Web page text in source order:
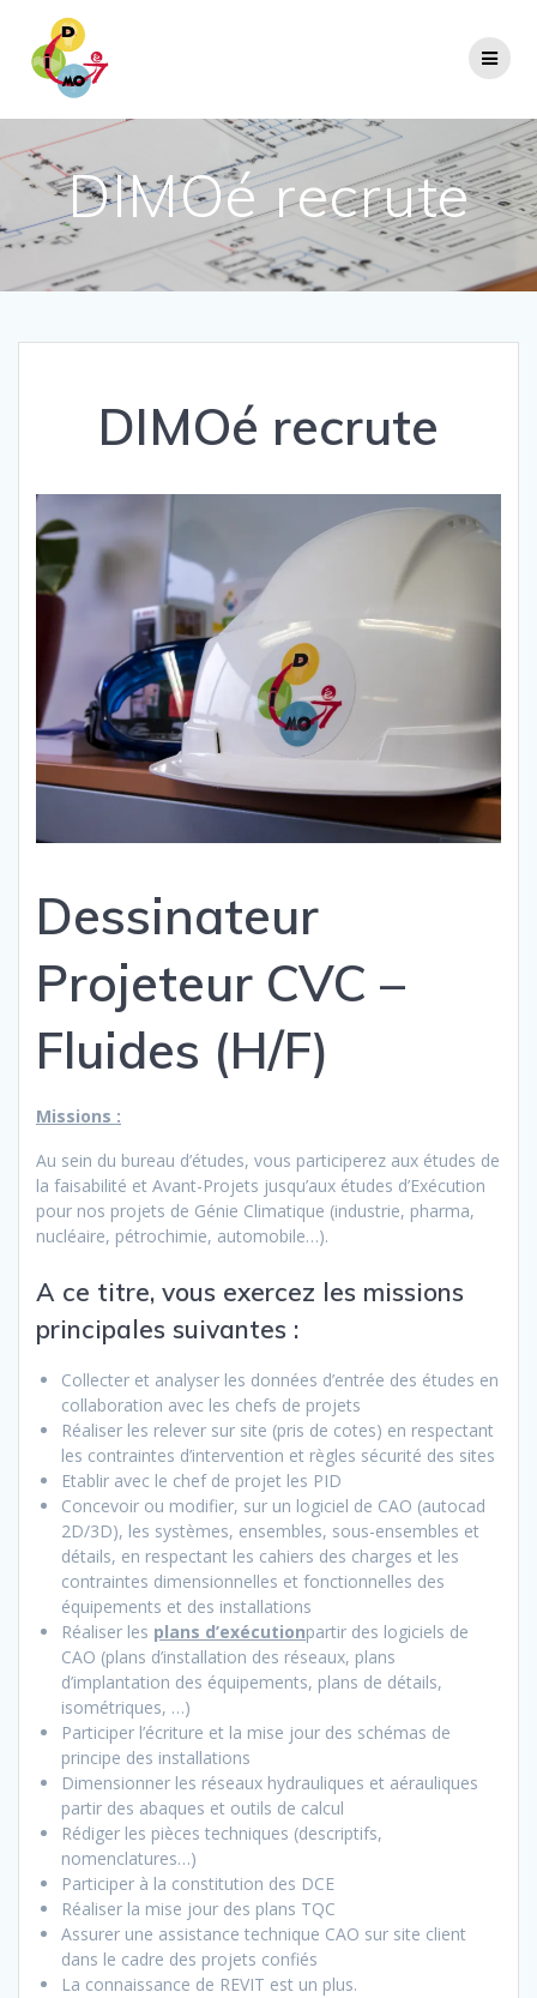
DIMOé recrute
DIMOé recrute
Dessinateur
Projeteur CVC –
Fluides (H/F)
Missions :
Au sein du bureau d’études, vous participerez aux études de
la faisabilité et Avant-Projets jusqu’aux études d’Exécution
pour nos projets de Génie Climatique (industrie, pharma,
nucléaire, pétrochimie, automobile…).
A ce titre, vous exercez les missions
principales suivantes :
Collecter et analyser les données d’entrée des études en
collaboration avec les chefs de projets
Réaliser les relever sur site (pris de cotes) en respectant
les contraintes d’intervention et règles sécurité des sites
Etablir avec le chef de projet les PID
Concevoir ou modifier, sur un logiciel de CAO (autocad
2D/3D), les systèmes, ensembles, sous-ensembles et
détails, en respectant les cahiers des charges et les
contraintes dimensionnelles et fonctionnelles des
équipements et des installations
Réaliser les plans d’exécutionpartir des logiciels de
CAO (plans d’installation des réseaux, plans
d’implantation des équipements, plans de détails,
isométriques, …)
Participer l’écriture et la mise jour des schémas de
principe des installations
Dimensionner les réseaux hydrauliques et aérauliques
partir des abaques et outils de calcul
Rédiger les pièces techniques (descriptifs,
nomenclatures…)
Participer à la constitution des DCE
Réaliser la mise jour des plans TQC
Assurer une assistance technique CAO sur site client
dans le cadre des projets confiés
La connaissance de REVIT est un plus.